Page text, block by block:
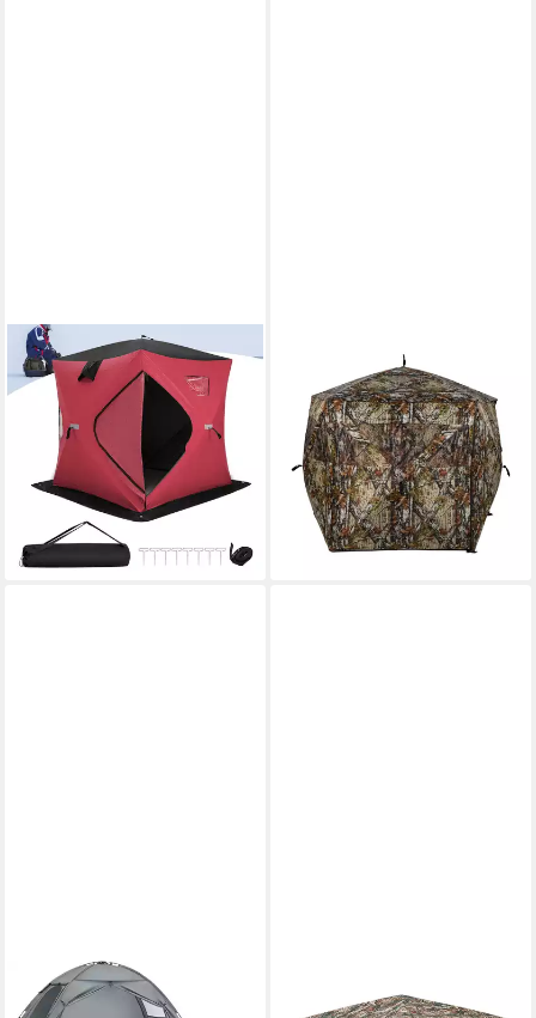
COSTWAY
Angelzelt, Personen: 4,
Isoliertes Pop-up-Zelt mit
Baumwollwänden
139,99 €
UVP 205,99 €
-32%
lieferbar - in 3-4 Werktagen bei dir
Angelzelt, Personen: 4, Pop-
up Jagdzelt mit
geräuschfreien Fenstern
131,99 € UVP212,99 €
-38%
lieferbar - in 3-4 Werktagen bei dir
SOBUY
Angelzelt OGS32-II-HG-TP,
Angelzelt, Personen: 3, 5 TLG.